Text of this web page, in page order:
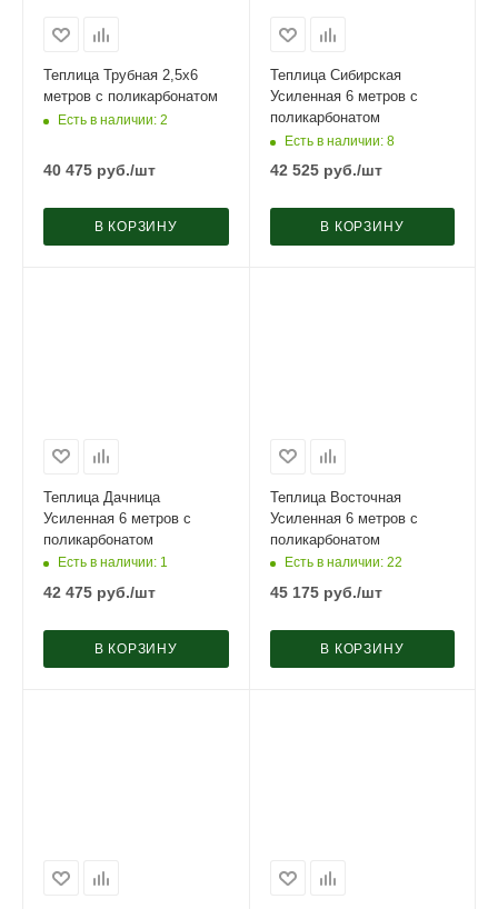
Теплица Трубная 2,5х6
метров с поликарбонатом
Есть в наличии: 2
40 475 руб./шт
В КОРЗИНУ
Теплица Сибирская
Усиленная 6 метров с
поликарбонатом
Есть в наличии: 8
42 525руб./шт
В КОРЗИНУ
Теплица Дачница
Усиленная 6 метров с
поликарбонатом
Есть в наличии: 1
42 475 руб./шт
В КОРЗИНУ
Теплица Восточная
Усиленная 6 метров с
поликарбонатом
Есть в наличии: 22
45 175руб./шт
В КОРЗИНУ